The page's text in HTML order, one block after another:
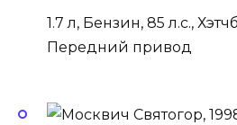
1.7 л, Бензин, 85 л.с.,
Передний привод